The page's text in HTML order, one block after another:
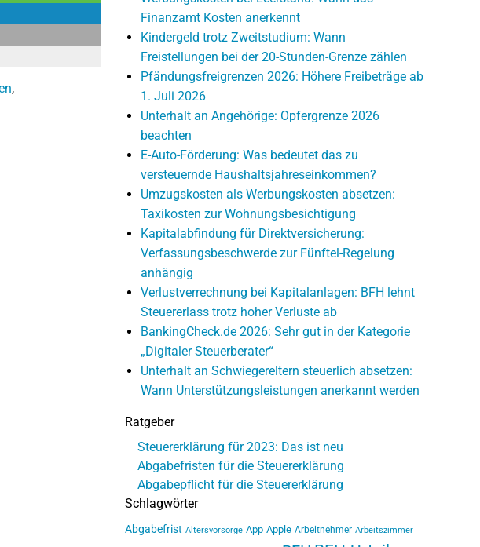
,
Finanzamt Kosten anerkennt
Kindergeld trotz Zweitstudium: Wann
Freistellungen bei der 20-Stunden-Grenze zählen
Pfändungsfreigrenzen 2026: Höhere Freibeträge ab
1. Juli 2026
Unterhalt an Angehörige: Opfergrenze 2026
beachten
E-Auto-Förderung: Was bedeutet das zu
versteuernde Haushaltsjahreseinkommen?
Umzugskosten als Werbungskosten absetzen:
Taxikosten zur Wohnungsbesichtigung
Kapitalabfindung für Direktversicherung:
Verfassungsbeschwerde zur Fünftel-Regelung
anhängig
Verlustverrechnung bei Kapitalanlagen: BFH lehnt
Steuererlass trotz hoher Verluste ab
BankingCheck.de 2026: Sehr gut in der Kategorie
„Digitaler Steuerberater“
Unterhalt an Schwiegereltern steuerlich absetzen:
Wann Unterstützungsleistungen anerkannt werden
Ratgeber
Steuererklärung für 2023: Das ist neu
Abgabefristen für die Steuererklärung
Abgabepflicht für die Steuererklärung
Schlagwörter
Abgabefrist Altersvorsorge App Apple Arbeitnehmer Arbeitszimmer